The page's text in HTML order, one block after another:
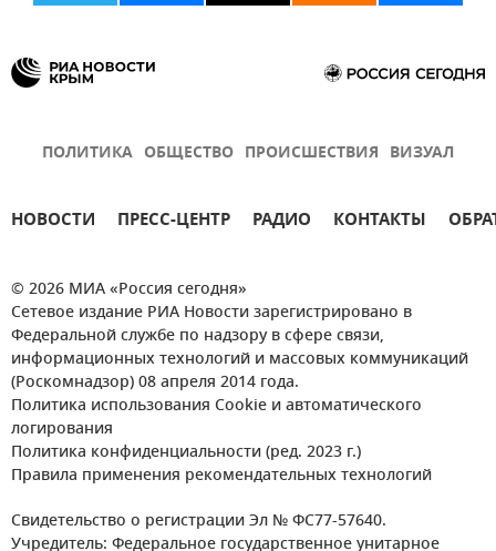
ПОЛИТИКА ОБЩЕСТВО ПРОИСШЕСТВИЯ ВИЗУАЛ
НОВОСТИ ПРЕСС-ЦЕНТР РАДИО КОНТАКТЫ
© 2026 МИА «Россия сегодня»
Сетевое издание РИА Новости зарегистрировано в
Федеральной службе по надзору в сфере связи,
информационных технологий и массовых коммуникаций
(Роскомнадзор) 08 апреля 2014 года.
Политика использования Cookie и автоматического
логирования
Политика конфиденциальности (ред. 2023 г.)
Правила применения рекомендательных технологий
Свидетельство о регистрации Эл № ФС77-57640.
Учредитель: Федеральное государственное унитарное